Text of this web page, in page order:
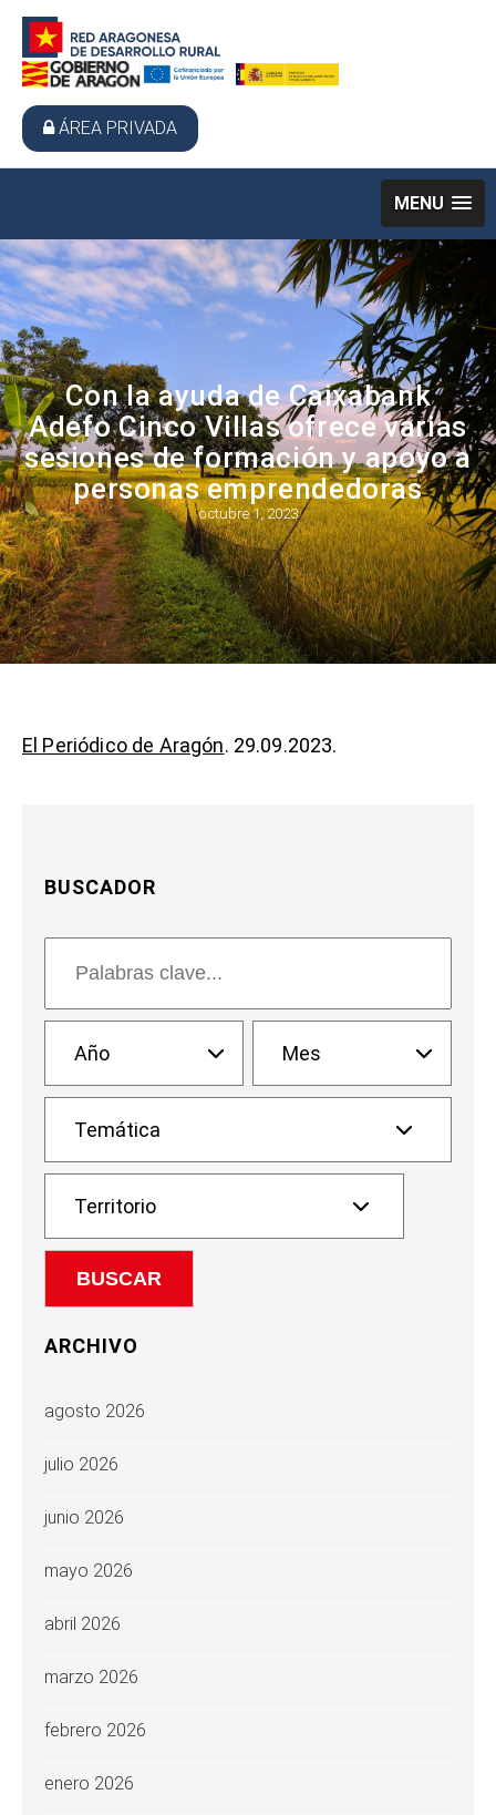
ÁREA PRIVADA
MENU
Con la ayuda de Caixabank
Adefo Cinco Villas ofrece varias
sesiones de formación y apoyo a
personas emprendedoras
octubre 1, 2023
El Periódico de Aragón. 29.09.2023.
BUSCADOR
ARCHIVO
agosto 2026
julio 2026
junio 2026
mayo 2026
abril 2026
marzo 2026
febrero 2026
enero 2026